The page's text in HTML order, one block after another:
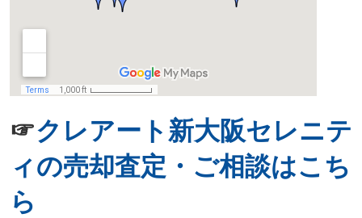
☞クレアート新大阪セレニテ
ィの売却査定・ご相談はこち
ら